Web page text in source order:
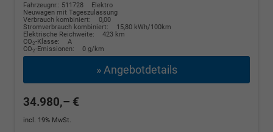
Fahrzeugnr.: 511728
Elektro
Neuwagen mit Tageszulassung
Verbrauch kombiniert:
0,00
Stromverbrauch kombiniert:
15,80 kWh/100km
Elektrische Reichweite:
423 km
CO2-Klasse:
A
CO2-Emissionen: 0 g/km
» Angebotdetails
34.980,– €
incl. 19% MwSt.